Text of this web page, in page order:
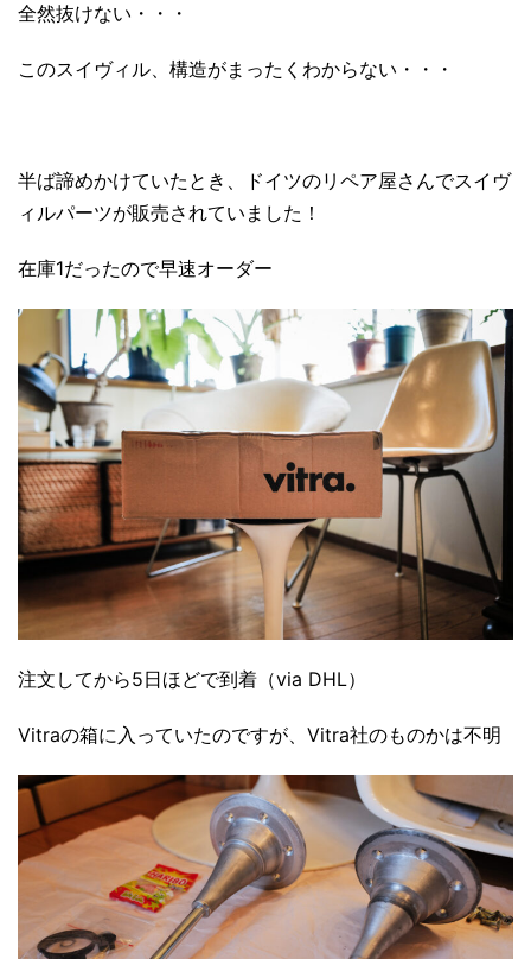
全然抜けない・・・
このスイヴィル、構造がまったくわからない・・・
半ば諦めかけていたとき、ドイツのリペア屋さんでスイヴ
ィルパーツが販売されていました！
在庫1だったので早速オーダー
注文してから5日ほどで到着（via DHL）
Vitraの箱に入っていたのですが、Vitra社のものかは不明